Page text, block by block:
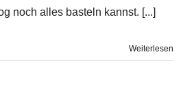
noch alles basteln kannst. [...]
Weiterlesen